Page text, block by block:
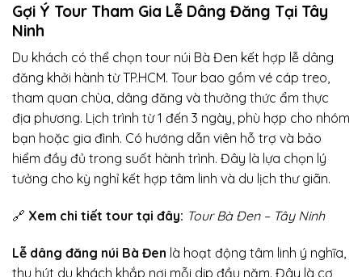
Gợi Ý Tour Tham Gia Lễ Dâng Đăng Tại Tây
Ninh
Du khách có thể chọn tour núi Bà Đen kết hợp lễ dâng
đăng khởi hành từ TP.HCM. Tour bao gồm vé cáp treo,
tham quan chùa, dâng đăng và thưởng thức ẩm thực
địa phương. Lịch trình từ 1 đến 3 ngày, phù hợp cho nhóm
bạn hoặc gia đình. Có hướng dẫn viên hỗ trợ và bảo
hiểm đầy đủ trong suốt hành trình. Đây là lựa chọn lý
tưởng cho kỳ nghỉ kết hợp tâm linh và du lịch thư giãn.
🔗 Xem chi tiết tour tại đây: Tour Bà Đen – Tây Ninh
Lễ dâng đăng núi Bà Đen là hoạt động tâm linh ý nghĩa,
thu hút du khách khắp nơi mỗi dịp đầu năm. Đây là cơ